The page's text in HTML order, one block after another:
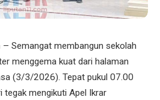
– Semangat membangun sekolah
menggema kuat dari halaman
(3/3/2026). Tepat pukul 07.00
tegak mengikuti Apel Ikrar